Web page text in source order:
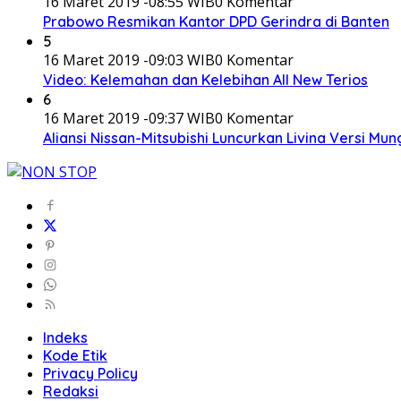
Prabowo Resmikan Kantor DPD Gerindra di Banten
5
16 Maret 2019 -09:03 WIB0 Komentar
Video: Kelemahan dan Kelebihan All New Terios
6
16 Maret 2019 -09:37 WIB0 Komentar
Aliansi Nissan-Mitsubishi Luncurkan Livina Versi
Indeks
Kode Etik
Privacy Policy
Redaksi